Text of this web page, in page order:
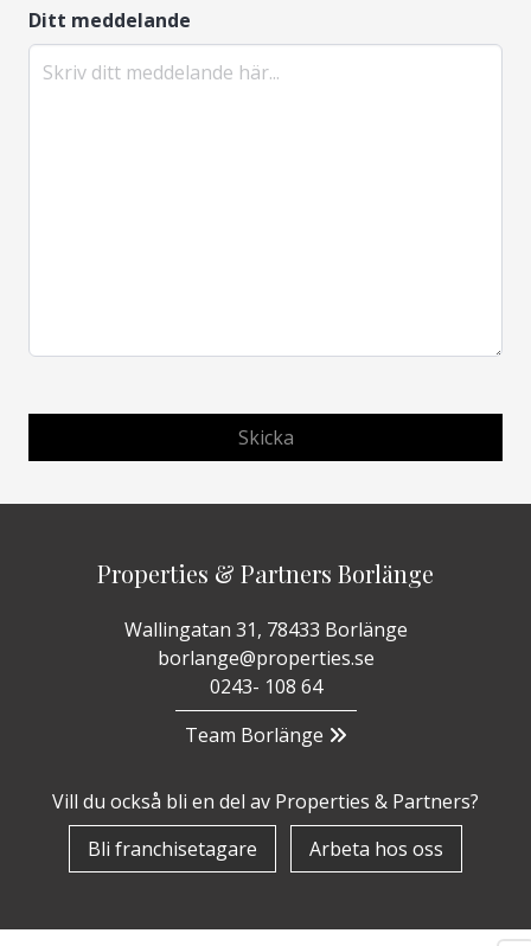
Ditt meddelande
Properties & Partners Borlänge
Wallingatan 31, 78433 Borlänge
borlange@properties.se
0243- 108 64
Team Borlänge
Vill du också bli en del av Properties & Partners?
Bli franchisetagare
Arbeta hos oss